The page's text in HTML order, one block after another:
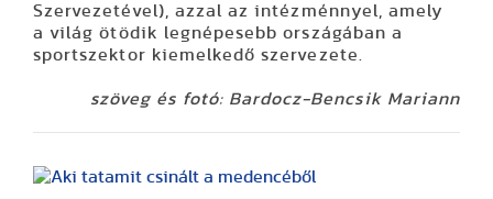
Szervezetével), azzal az intézménnyel, amely
a világ ötödik legnépesebb országában a
sportszektor kiemelkedő szervezete.
szöveg és fotó: Bardocz-Bencsik Mariann